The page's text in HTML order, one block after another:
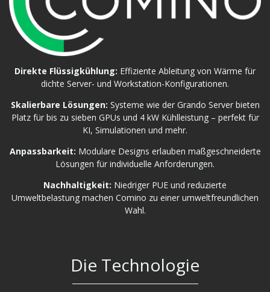
Direkte Flüssigkühlung: Effiziente Ableitung von Wärme für
dichte Server- und Workstation-Konfigurationen.
Skalierbare Lösungen: Systeme wie der Grando Server bieten
Platz für bis zu sieben GPUs und 4 kW Kühlleistung – perfekt für
KI, Simulationen und mehr.
Anpassbarkeit: Modulare Designs erlauben maßgeschneiderte
Lösungen für individuelle Anforderungen.
Nachhaltigkeit: Niedriger PUE und reduzierte
Umweltbelastung machen Comino zu einer umweltfreundlichen
Wahl.
Die Technologie